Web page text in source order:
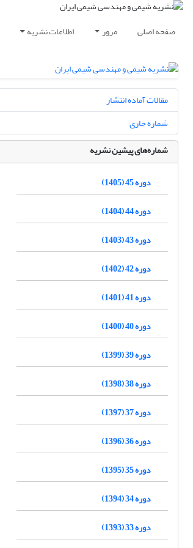
صفحه اصلی مرور اطلاعات نشریه
مقالات آماده انتشار
شماره جاری
شماره‌های پیشین نشریه
دوره 45 (1405)
دوره 44 (1404)
دوره 43 (1403)
دوره 42 (1402)
دوره 41 (1401)
دوره 40 (1400)
دوره 39 (1399)
دوره 38 (1398)
دوره 37 (1397)
دوره 36 (1396)
دوره 35 (1395)
دوره 34 (1394)
دوره 33 (1393)